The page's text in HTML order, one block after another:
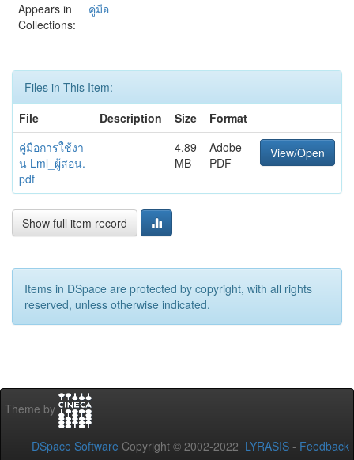
Appears in
Collections:
คู่มือ
Files in This Item:
File
Description Size
Format
คู่มือการใช้งา
น Lml_ผู้สอน.
pdf
4.89
MB
Adobe
PDF
View/Open
Show full item record
Items in DSpace are protected by copyright, with all rights
reserved, unless otherwise indicated.
Theme by
DSpace Software Copyright © 2002-2022 LYRASIS - Feedback